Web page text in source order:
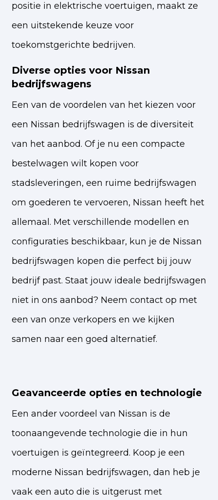
positie in elektrische voertuigen, maakt ze
een uitstekende keuze voor
toekomstgerichte bedrijven.
Diverse opties voor Nissan
bedrijfswagens
Een van de voordelen van het kiezen voor
een Nissan bedrijfswagen is de diversiteit
van het aanbod. Of je nu een compacte
bestelwagen wilt kopen voor
stadsleveringen, een ruime bedrijfswagen
om goederen te vervoeren, Nissan heeft het
allemaal. Met verschillende modellen en
configuraties beschikbaar, kun je de Nissan
bedrijfswagen kopen die perfect bij jouw
bedrijf past. Staat jouw ideale bedrijfswagen
niet in ons aanbod? Neem contact op met
een van onze verkopers en we kijken
samen naar een goed alternatief.
Geavanceerde opties en technologie
Een ander voordeel van Nissan is de
toonaangevende technologie die in hun
voertuigen is geïntegreerd. Koop je een
moderne Nissan bedrijfswagen, dan heb je
vaak een auto die is uitgerust met